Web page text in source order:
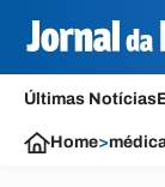
Últimas Notícias
Home>